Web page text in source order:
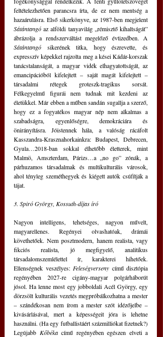
feltételezhetően parancsra írta, de ez nem mentség a
Sátántangó az alföldi tanyavilág „rémisztő kihaltságát”
Sátántangó sikerének titka, hogy észrevette, és
expresszív képekkel rajzolta meg a kései Kádár-korszak
tanácstalanságát, a magyar vidék elhagyatottságát, az
emancipációból kifelejtett – saját magát kifelejtett –
társadalmi rétegek groteszk-tragikus sorsát.
Félkegyelmű figurái nem tudnak mit kezdeni az
életükkel. Már ebben a műben sandán sugallja a szerző,
hogy ez a fogyatékos magyar nép nem alkalmas a
szabadságra, egyenlőségre, demokráciára és
önirányításra. Jóistennek hála, a valóság rácáfolt
Kasszandra-Krasznahorkainkra: Budapest, Debrecen,
Gyula…2018-ban sokkal élhetőbb életterek, mint
Malmö, Amszterdam, Párizs…a „no go” zónák, a
párhuzamos társadalmak és multikulturális városok,
ahol tényleg szeméthegyek és kiégett autók csúfítják a
tájat.
3. Spiró György, Kossuth-díjas író
Nagyon intelligens, tehetséges, nagyon művelt,
magyarellenes. Regényei olvashatóak, drámái
követhetőek. Nem posztmodern, hanem realista, vagy
fikciós realista, jó megfigyelő, analitikus
társadalomszemlélettel ír, karakterei hihetőek.
Ellenségnek veszélyes: Feleségverseny című disztópia
regényében 2027-re cigány-magyar polgárháborút
jósol. Ha lenne most egy jobboldali Acél György, egy
dörzsölt kulturális vezetés megpróbálkozhatna a mester
– szándékosan nem írom a mester szót idézőjelbe –
kivásárlásával, mert a képességeit jóra is lehetne
használni. (Ha egy futballistáért százmilliókat fizetnek?)
Legújabb Kőbéka című regényében egészen elveti a